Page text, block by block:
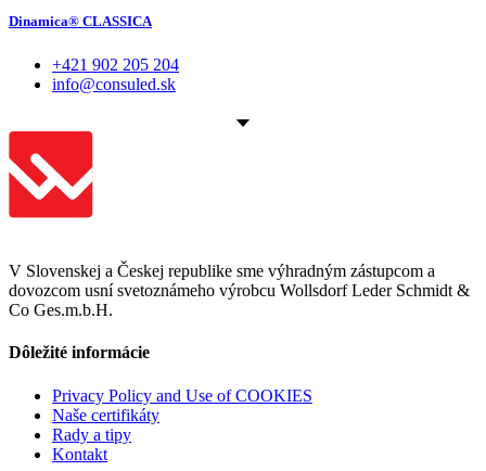
Dinamica® CLASSICA
+421 902 205 204
info@consuled.sk
V Slovenskej a Českej republike sme výhradným zástupcom a
dovozcom usní svetoznámeho výrobcu Wollsdorf Leder Schmidt &
Co Ges.m.b.H.
Dôležité informácie
Privacy Policy and Use of COOKIES
Naše certifikáty
Rady a tipy
Kontakt